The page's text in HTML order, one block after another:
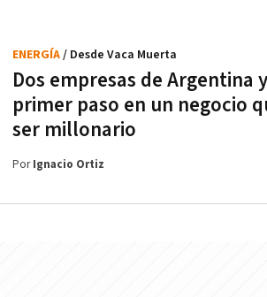
Dos empresas de Argentina
primer paso en un negocio
ser millonario
ENERGÍA/ Desde Vaca Muerta
PorIgnacio Ortiz